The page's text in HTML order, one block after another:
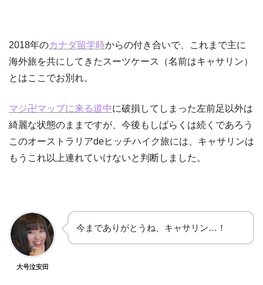
2018年のカナダ留学時からの付き合いで、これまで主に
海外旅を共にしてきたスーツケース（名前はキャサリン）
とはここでお別れ。
マジ卍マップに来る道中に破損してしまった左前足以外は
綺麗な状態のままですが、今後もしばらくは続くであろう
このオーストラリアdeヒッチハイク旅には、キャサリンは
もうこれ以上連れていけないと判断しました。
大号泣安田
今までありがとうね、キャサリン…！